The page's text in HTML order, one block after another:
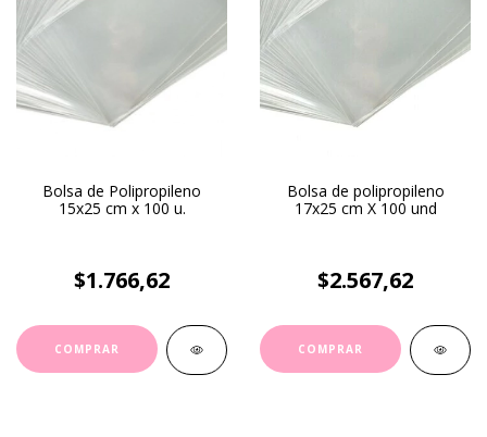
Bolsa de Polipropileno
15x25 cm x 100 u.
$1.766,62
Bolsa de polipropileno
17x25 cm X 100 und
$2.567,62